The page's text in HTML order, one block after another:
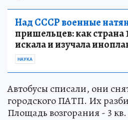
Над СССР военные
пришельцев: как страна
искала и изучала
НАУКА
Автобусы списали, они
городского ПАТП. Их
Площадь возгорания - 3